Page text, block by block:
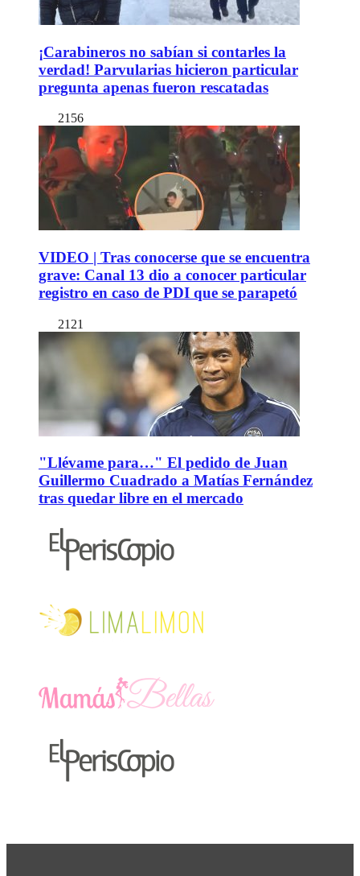
¡Carabineros no sabían si contarles la
verdad! Parvularias hicieron particular
pregunta apenas fueron rescatadas
2156
VIDEO | Tras conocerse que se encuentra
grave: Canal 13 dio a conocer particular
registro en caso de PDI que se parapetó
2121
"Llévame para…" El pedido de Juan
Guillermo Cuadrado a Matías Fernández
tras quedar libre en el mercado